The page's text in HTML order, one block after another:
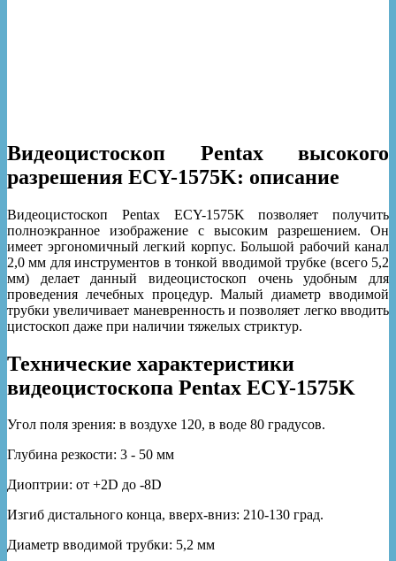
Видеоцистоскоп Pentax высокого
разрешения ECY-1575K: описание
Видеоцистоскоп Pentax ECY-1575K позволяет получить
полноэкранное изображение с высоким разрешением. Он
имеет эргономичный легкий корпус. Большой рабочий канал
2,0 мм для инструментов в тонкой вводимой трубке (всего 5,2
мм) делает данный видеоцистоскоп очень удобным для
проведения лечебных процедур. Малый диаметр вводимой
трубки увеличивает маневренность и позволяет легко вводить
цистоскоп даже при наличии тяжелых стриктур.
Технические характеристики
видеоцистоскопа Pentax ECY-1575K
Угол поля зрения: в воздухе 120, в воде 80 градусов.
Глубина резкости: 3 - 50 мм
Диоптрии: от +2D до -8D
Изгиб дистального конца, вверх-вниз: 210-130 град.
Диаметр вводимой трубки: 5,2 мм